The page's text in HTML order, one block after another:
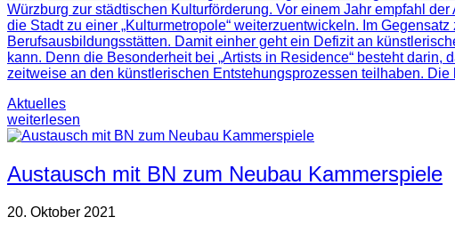
Würzburg zur städtischen Kulturförderung. Vor einem Jahr empfahl
die Stadt zu einer „Kulturmetropole“ weiterzuentwickeln. Im
Berufsausbildungsstätten. Damit einher geht ein Defizit an
kann. Denn die Besonderheit bei „Artists in Residence“ besteht
zeitweise an den künstlerischen Entstehungsprozessen teilhaben.
Aktuelles
weiterlesen
Austausch mit BN zum Neubau Kammerspiele
20. Oktober 2021